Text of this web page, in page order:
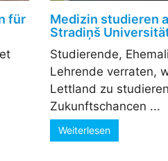
für
Medizin studieren
Stradiņš
Studierende,
Lehrende verraten,
Lettland zu
Zukunftschancen ...
Weiterlesen